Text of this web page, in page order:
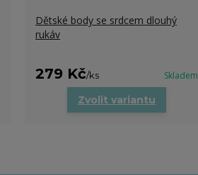
Dětské body se srdcem dlouhý
rukáv
279 Kč/ks Skladem
Zvolit variantu